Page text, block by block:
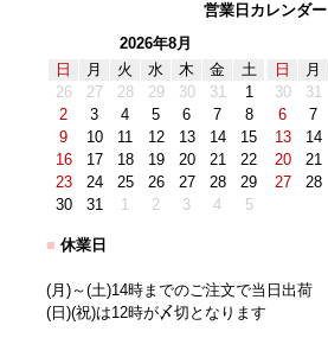
営業日カレンダー
2026年8月
日
月 火 水 木 金
土
26
27 28 29 30 31
1
2
3 4 5 6 7
8
9
10 11 12 13 14
15
16
17 18 19 20 21
22
23
24 25 26 27 28
29
30
31 1 2 3 4 5
日
月
30
31
6
7
13
14
20
21
27
28
■ 休業日
(月)～(土)14時までのご注文で当日出荷
(日)(祝)は12時が〆切となります